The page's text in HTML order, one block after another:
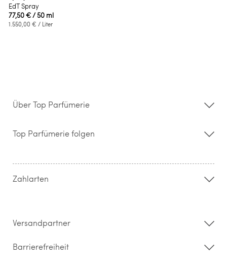
EdT Spray
77,50 €/ 50 ml
1.550,00 € / Liter
Über Top Parfümerie
Storefinder
Kontakt
Widerrufsrecht & Rückgabebedingungen
Top Parfümerie folgen
Zahlarten
Versandpartner
Barrierefreiheit